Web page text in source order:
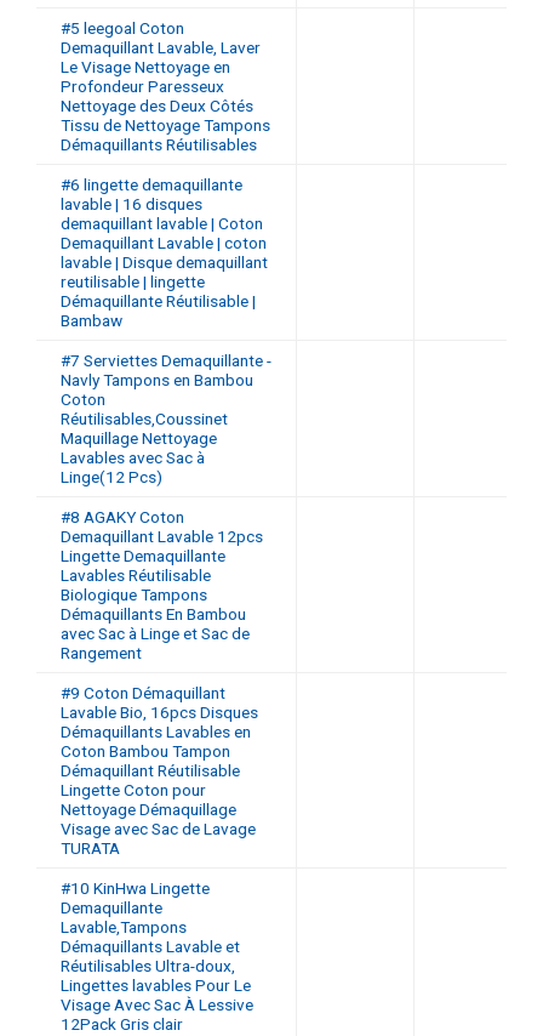
#5 leegoal Coton
Demaquillant Lavable, Laver
Le Visage Nettoyage en
Profondeur Paresseux
Nettoyage des Deux Côtés
Tissu de Nettoyage Tampons
Démaquillants Réutilisables
#6 lingette demaquillante
lavable | 16 disques
demaquillant lavable | Coton
Demaquillant Lavable | coton
lavable | Disque demaquillant
reutilisable | lingette
Démaquillante Réutilisable |
Bambaw
#7 Serviettes Demaquillante -
Navly Tampons en Bambou
Coton
Réutilisables,Coussinet
Maquillage Nettoyage
Lavables avec Sac à
Linge(12 Pcs)
#8 AGAKY Coton
Demaquillant Lavable 12pcs
Lingette Demaquillante
Lavables Réutilisable
Biologique Tampons
Démaquillants En Bambou
avec Sac à Linge et Sac de
Rangement
#9 Coton Démaquillant
Lavable Bio, 16pcs Disques
Démaquillants Lavables en
Coton Bambou Tampon
Démaquillant Réutilisable
Lingette Coton pour
Nettoyage Démaquillage
Visage avec Sac de Lavage
TURATA
#10 KinHwa Lingette
Demaquillante
Lavable,Tampons
Démaquillants Lavable et
Réutilisables Ultra-doux,
Lingettes lavables Pour Le
Visage Avec Sac À Lessive
12Pack Gris clair